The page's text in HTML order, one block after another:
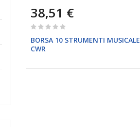
38,51 €
Rating:
BORSA 10 STRUMENTI MUSICALE
CWR